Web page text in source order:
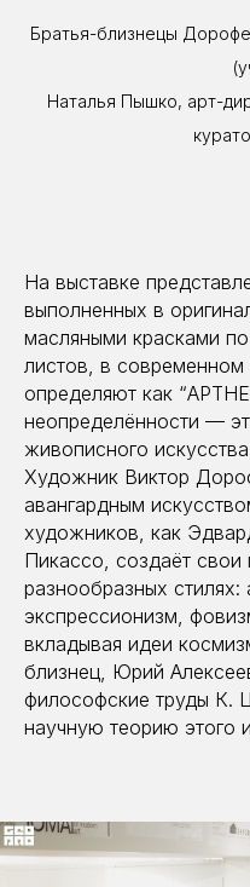
Братья-близнецы
Наталья Пышко, арт-
На выставке
выполненных в
масляными красками
листов, в
определяют как
неопределённости —
живописного
Художник Виктор
авангардным
художников, как
Пикассо, создаёт свои
разнообразных стилях:
экспрессионизм,
вкладывая идеи
близнец, Юрий
философские труды К.
научную теорию этого